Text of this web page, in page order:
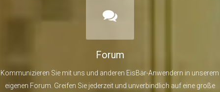
Forum
Kommunizieren Sie mit uns und anderen EisBär-Anwendern in unserem
eigenen Forum. Greifen Sie jederzeit und unverbindlich auf eine große